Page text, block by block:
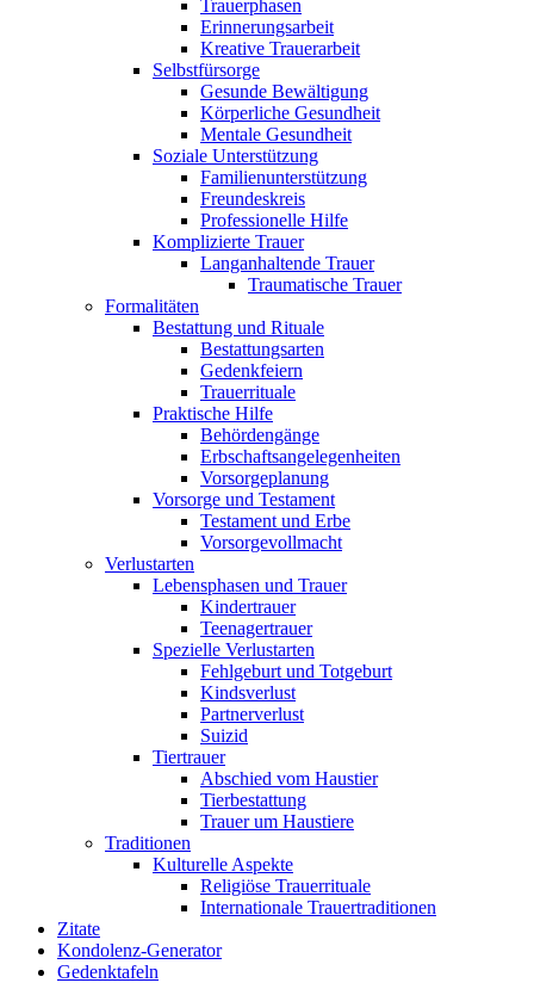
Trauerphasen
Erinnerungsarbeit
Kreative Trauerarbeit
Selbstfürsorge
Gesunde Bewältigung
Körperliche Gesundheit
Mentale Gesundheit
Soziale Unterstützung
Familienunterstützung
Freundeskreis
Professionelle Hilfe
Komplizierte Trauer
Langanhaltende Trauer
Traumatische Trauer
Formalitäten
Bestattung und Rituale
Bestattungsarten
Gedenkfeiern
Trauerrituale
Praktische Hilfe
Behördengänge
Erbschaftsangelegenheiten
Vorsorgeplanung
Vorsorge und Testament
Testament und Erbe
Vorsorgevollmacht
Verlustarten
Lebensphasen und Trauer
Kindertrauer
Teenagertrauer
Spezielle Verlustarten
Fehlgeburt und Totgeburt
Kindsverlust
Partnerverlust
Suizid
Tiertrauer
Abschied vom Haustier
Tierbestattung
Trauer um Haustiere
Traditionen
Kulturelle Aspekte
Religiöse Trauerrituale
Internationale Trauertraditionen
Zitate
Kondolenz-Generator
Gedenktafeln